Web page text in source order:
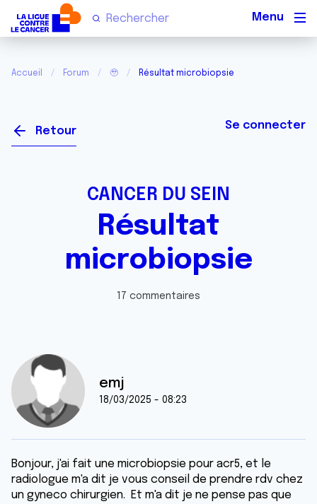
Accueil Forum 🥹 Résultat microbiopsie
Retour Se connecter
CANCER DU SEIN
Résultat
microbiopsie
17 commentaires
emj
18/03/2025 - 08:23
Bonjour, j'ai fait une microbiopsie pour acr5, et le
radiologue m'a dit je vous conseil de prendre rdv chez
un gyneco chirurgien. Et m'a dit je ne pense pas que